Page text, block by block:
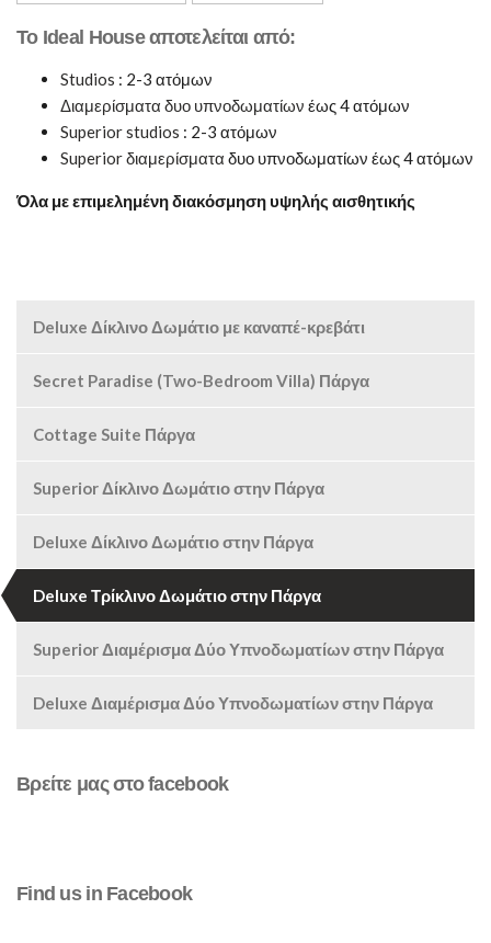
Το Ideal House αποτελείται από:
Studios : 2-3 ατόμων
Διαμερίσματα δυο υπνοδωματίων έως 4 ατόμων
Superior studios : 2-3 ατόμων
Superior διαμερίσματα δυο υπνοδωματίων έως 4 ατόμων
Όλα με επιμελημένη διακόσμηση υψηλής αισθητικής
Deluxe Δίκλινο Δωμάτιο με καναπέ-κρεβάτι
Secret Paradise (Two-Bedroom Villa) Πάργα
Cottage Suite Πάργα
Superior Δίκλινο Δωμάτιο στην Πάργα
Deluxe Δίκλινο Δωμάτιο στην Πάργα
Deluxe Τρίκλινο Δωμάτιο στην Πάργα
Superior Διαμέρισμα Δύο Υπνοδωματίων στην Πάργα
Deluxe Διαμέρισμα Δύο Υπνοδωματίων στην Πάργα
Βρείτε μας στο facebook
Find us in Facebook